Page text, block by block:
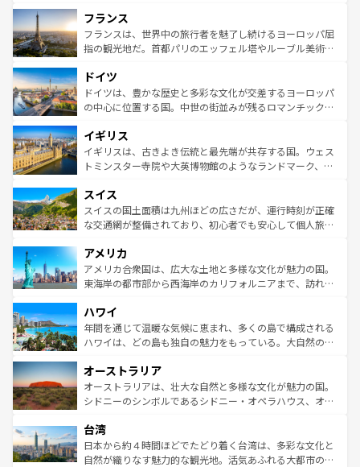
ませてくれるイタリアで、忘れられない旅をしてみよう！
なお、新着のイタリア情報はコンテンツ一覧 を参照してほ
しい。
文化が根付くこの国では、情熱的なフラメンコ、熱気あふ
れる闘牛、そして美味しいタパスが生活の一部となってい
る。首都マドリードの洗練された雰囲気や、バルセロナの
の城塞都市、穏やかなビーチリゾートまで多彩な表情を見
せる。地方によって風土や気候が異なるスペインはその個
性で訪れる人を魅了する。 なお、新着のスペイン情報はコ
フランス
フランスは、世界中の旅行者を魅了し続けるヨーロッパ屈
指の観光地だ。首都パリのエッフェル塔やルーブル美術館
で、幅広い魅力が詰まっている。華麗な宮殿、歴史的な大
聖堂、美しいビーチ、そして豊かな自然が、訪れる者を心
から魅了する。また、フランスは美食の国としても知ら
いる。シャンパンの発祥地であるランス、プロヴァンスの
香り高いラベンダー畑など、多彩な楽しみ方が可能だ。さ
らに、パリ以外の地域にも魅力が溢れており、どの街角に
れる地方に足を運ぶとそれぞれで全く異なる文化を体験で
きるだろう。 なお、新着のフランス情報はコンテンツ一覧
を参照してほしい。
ドイツ
ドイツは、豊かな歴史と多彩な文化が交差するヨーロッパ
の中心に位置する国。中世の街並みが残るロマンチック街
顔を持つこの国は、どこを歩いても飽きることがない。ベ
ルリンの文化的活気、バイエルン州のアルプスの絶景、そ
してライン川沿いのワイン畑といった風景は必見。ビール
は、お酒好きな人にはぜひ体験してほしい。 なお、新着の
ドイツ情報はコンテンツ一覧を参照してほしい。
イギリス
イギリスは、古きよき伝統と最先端が共存する国。ウェス
トミンスター寺院や大英博物館のようなランドマーク、歴
リアごとに異なる魅力がある。また、優雅なアフタヌーン
ティー、ビール好きにはたまらない英国パブ、サッカー観
戦など、本場だからこそできる体験も豊富。イギリスを旅
ンツ一覧を参照してほしい。
スイス
スイスの国土面積は九州ほどの広さだが、運行時刻が正確
な交通網が整備されており、初心者でも安心して個人旅行
の建物がそのまま残る町や、スイスならではのユニークな
博物館もあり、アルプス観光だけでなく町歩きも満喫する
ことができる。国民の所得が高いため物価も高いが、旅行
ば市内交通費無料で観光を楽しむこともできる。 なお、新
着のスイス情報はコンテンツ一覧 を参照してほしい。
アメリカ
アメリカ合衆国は、広大な土地と多様な文化が魅力の国。
東海岸の都市部から西海岸のカリフォルニアまで、訪れる
のような巨大都市は、観光、ショッピング、エンターテイ
ンメントが詰まった刺激的なスポットだ。一方、アメリカ
西部には大自然が広がり、グランドキャニオンやイエロー
部のニューオーリンズでは、音楽と美食が融合した独特の
文化が魅力。旅行者はアメリカの各地域で異なる魅力を楽
しみながら、その多様性と豊かな歴史を感じることができ
ならではの贅沢な旅のスタイルだ。 なお、新着のアメリカ
情報はコンテンツ一覧を参照してほしい。
ハワイ
年間を通じて温暖な気候に恵まれ、多くの島で構成される
ハワイは、どの島も独自の魅力をもっている。大自然の神
ワイ島は見逃せない。また、定番の観光地といえばオアフ
島だが、静かな自然を求めるならマウイ島やカウアイ島が
おすすめ。エメラルドグリーンに輝く海をはじめ、豊かな
れるおもてなしの心で訪れる人々を迎えてくれるハワイの
人々、おいしいローカルフードやハワイアンミュージッ
ク、伝統的なフラダンスなど、すべてがハワイの魅力を彩
オーストラリア
オーストラリアは、壮大な自然と多様な文化が魅力の国。
シドニーのシンボルであるシドニー・オペラハウス、オー
リアリーフや大陸中央部にそびえるウルル（エアーズロッ
ク）、タスマニアの美しい原生林やケアンズの熱帯雨林な
ど、見どころがたくさん。また、カフェやワイン、オージ
台湾
日本から約４時間ほどでたどり着く台湾は、多彩な文化と
自然が織りなす魅力的な観光地。活気あふれる大都市の台